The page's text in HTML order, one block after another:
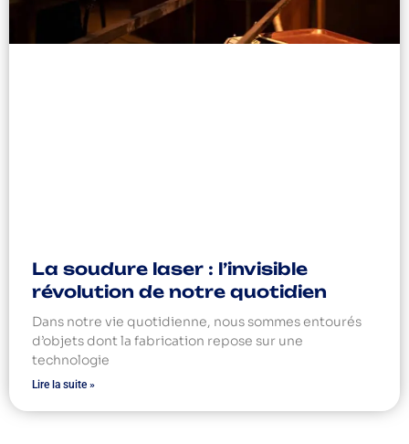
La soudure laser : l’invisible
révolution de notre quotidien
Dans notre vie quotidienne, nous sommes entourés
d’objets dont la fabrication repose sur une
technologie
Lire la suite »